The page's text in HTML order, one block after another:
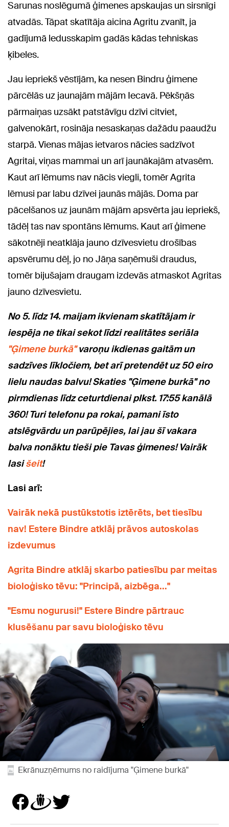
Sarunas noslēgumā ģimenes apskaujas un sirsnīgi
atvadās. Tāpat skatītāja aicina Agritu zvanīt, ja
gadījumā ledusskapim gadās kādas tehniskas
ķibeles.
Jau iepriekš vēstījām, ka nesen Bindru ģimene
pārcēlās uz jaunajām mājām Iecavā. Pēkšņās
pārmaiņas uzsākt patstāvīgu dzīvi citviet,
galvenokārt, rosināja nesaskaņas dažādu paaudžu
starpā. Vienas mājas ietvaros nācies sadzīvot
Agritai, viņas mammai un arī jaunākajām atvasēm.
Kaut arī lēmums nav nācis viegli, tomēr Agrita
lēmusi par labu dzīvei jaunās mājās. Doma par
pācelšanos uz jaunām mājām apsvērta jau iepriekš,
tādēļ tas nav spontāns lēmums. Kaut arī ģimene
sākotnēji neatklāja jauno dzīvesvietu drošības
apsvērumu dēļ, jo no Jāņa saņēmuši draudus,
tomēr bijušajam draugam izdevās atmaskot Agritas
jauno dzīvesvietu.
No 5. līdz 14. maijam ikvienam skatītājam ir
iespēja ne tikai sekot līdzi realitātes seriāla
"Ģimene burkā"varoņu ikdienas gaitām un
sadzīves līkločiem, bet arī pretendēt uz 50 eiro
lielu naudas balvu! Skaties "Ģimene burkā" no
pirmdienas līdz ceturtdienai plkst. 17:55 kanālā
360! Turi telefonu pa rokai, pamani īsto
atslēgvārdu un parūpējies, lai jau šī vakara
balva nonāktu tieši pie Tavas ģimenes! Vairāk
lasišeit!
Lasi arī:
Vairāk nekā pustūkstotis iztērēts, bet tiesību
nav! Estere Bindre atklāj prāvos autoskolas
izdevumus
Agrita Bindre atklāj skarbo patiesību par meitas
bioloģisko tēvu: "Principā, aizbēga..."
"Esmu nogurusi!" Estere Bindre pārtrauc
klusēšanu par savu bioloģisko tēvu
Ekrānuzņēmums no raidījuma "Ģimene burkā"